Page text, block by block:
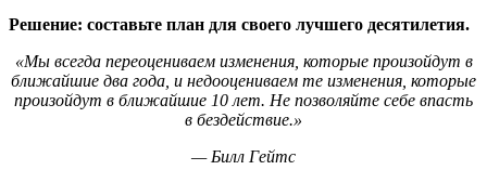
Решение: составьте план для своего лучшего десятилетия.
«Мы всегда переоцениваем изменения, которые произойдут в
ближайшие два года, и недооцениваем те изменения, которые
произойдут в ближайшие 10 лет. Не позволяйте себе впасть
в бездействие.»
— Билл Гейтс